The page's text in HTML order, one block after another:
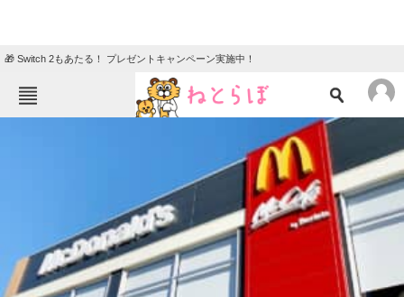
🎁 Switch 2もあたる！ プレゼントキャンペーン実施中！
ニュース
地域
住まい 教育・育児
動物 リサーチ